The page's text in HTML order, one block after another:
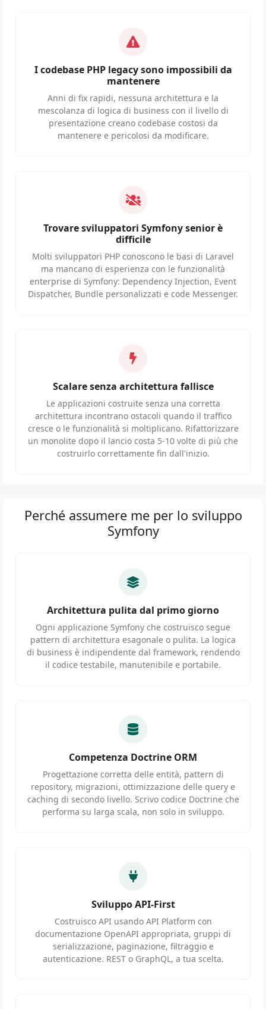
I codebase PHP legacy sono impossibili da
mantenere
Anni di fix rapidi, nessuna architettura e la
mescolanza di logica di business con il livello di
presentazione creano codebase costosi da
mantenere e pericolosi da modificare.
Trovare sviluppatori Symfony senior è
difficile
Molti sviluppatori PHP conoscono le basi di Laravel
ma mancano di esperienza con le funzionalità
enterprise di Symfony: Dependency Injection, Event
Dispatcher, Bundle personalizzati e code Messenger.
Scalare senza architettura fallisce
Le applicazioni costruite senza una corretta
architettura incontrano ostacoli quando il traffico
cresce o le funzionalità si moltiplicano. Rifattorizzare
un monolite dopo il lancio costa 5-10 volte di più che
costruirlo correttamente fin dall'inizio.
Perché assumere me per lo sviluppo
Symfony
Architettura pulita dal primo giorno
Ogni applicazione Symfony che costruisco segue
pattern di architettura esagonale o pulita. La logica
di business è indipendente dal framework, rendendo
il codice testabile, manutenibile e portabile.
Competenza Doctrine ORM
Progettazione corretta delle entità, pattern di
repository, migrazioni, ottimizzazione delle query e
caching di secondo livello. Scrivo codice Doctrine che
performa su larga scala, non solo in sviluppo.
Sviluppo API-First
Costruisco API usando API Platform con
documentazione OpenAPI appropriata, gruppi di
serializzazione, paginazione, filtraggio e
autenticazione. REST o GraphQL, a tua scelta.